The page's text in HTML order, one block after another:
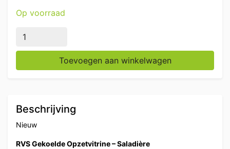
Op voorraad
HCB RVS Opzetvitrine Opzet koelvitrine saladière 8 x
Toevoegen aan winkelwagen
Beschrijving
Nieuw
RVS Gekoelde Opzetvitrine – Saladière